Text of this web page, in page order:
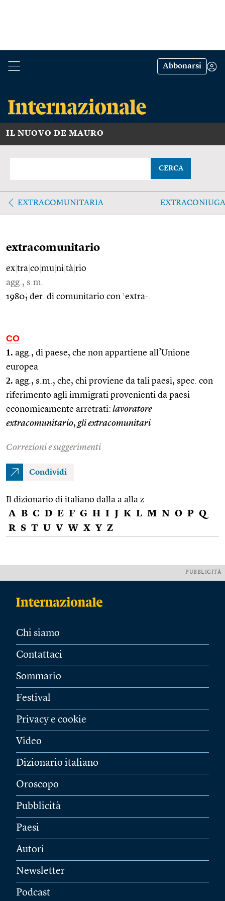
Abbonarsi
IL NUOVO DE MAURO
CERCA
EXTRACOMUNITARIA
extracomunitario
ex tra co mu ni tà rio
agg., s.m.
1980; der. di comunitario con 1extra-.
CO
1. agg., di paese, che non appartiene all’Unione
europea
2. agg., s.m., che, chi proviene da tali paesi, spec. con
riferimento agli immigrati provenienti da paesi
economicamente arretrati: lavoratore
extracomunitario, gli extracomunitari
Correzioni e suggerimenti
Condividi
Il dizionario di italiano dalla a alla z
A B C D E F G H I J K L M N O P Q
R S T U V W X Y Z
PUBBLICITÀ
Chi siamo
Contattaci
Sommario
Festival
Privacy e cookie
Video
Dizionario italiano
Oroscopo
Pubblicità
Paesi
Autori
Newsletter
Podcast